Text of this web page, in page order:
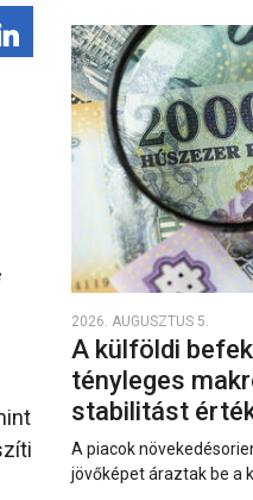
2026. AUGUSZTUS 5.
A külföldi
tényleges
stabilitást
A piacok
jövőképet áraztak be a